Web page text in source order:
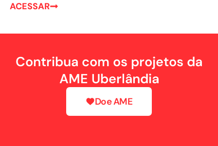
ACESSAR
Contribua com os projetos da
AME Uberlândia
Doe AME